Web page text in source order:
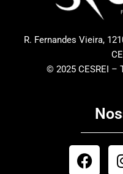
R. Fernandes Vieira,
© 2025 CESREI –
F